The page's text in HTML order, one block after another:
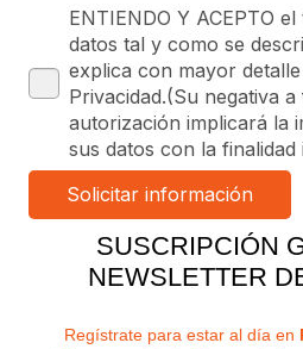
ENTIENDO Y ACEPTO
datos tal y como se
explica con mayor
Privacidad.(Su negativa
autorización implicará la
sus datos con la finalidad
SUSCRIPCIÓN
NEWSLETTER
Regístrate para estar al día en